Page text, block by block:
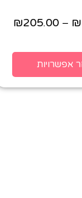
₪
–
₪205.00
אפשרויות